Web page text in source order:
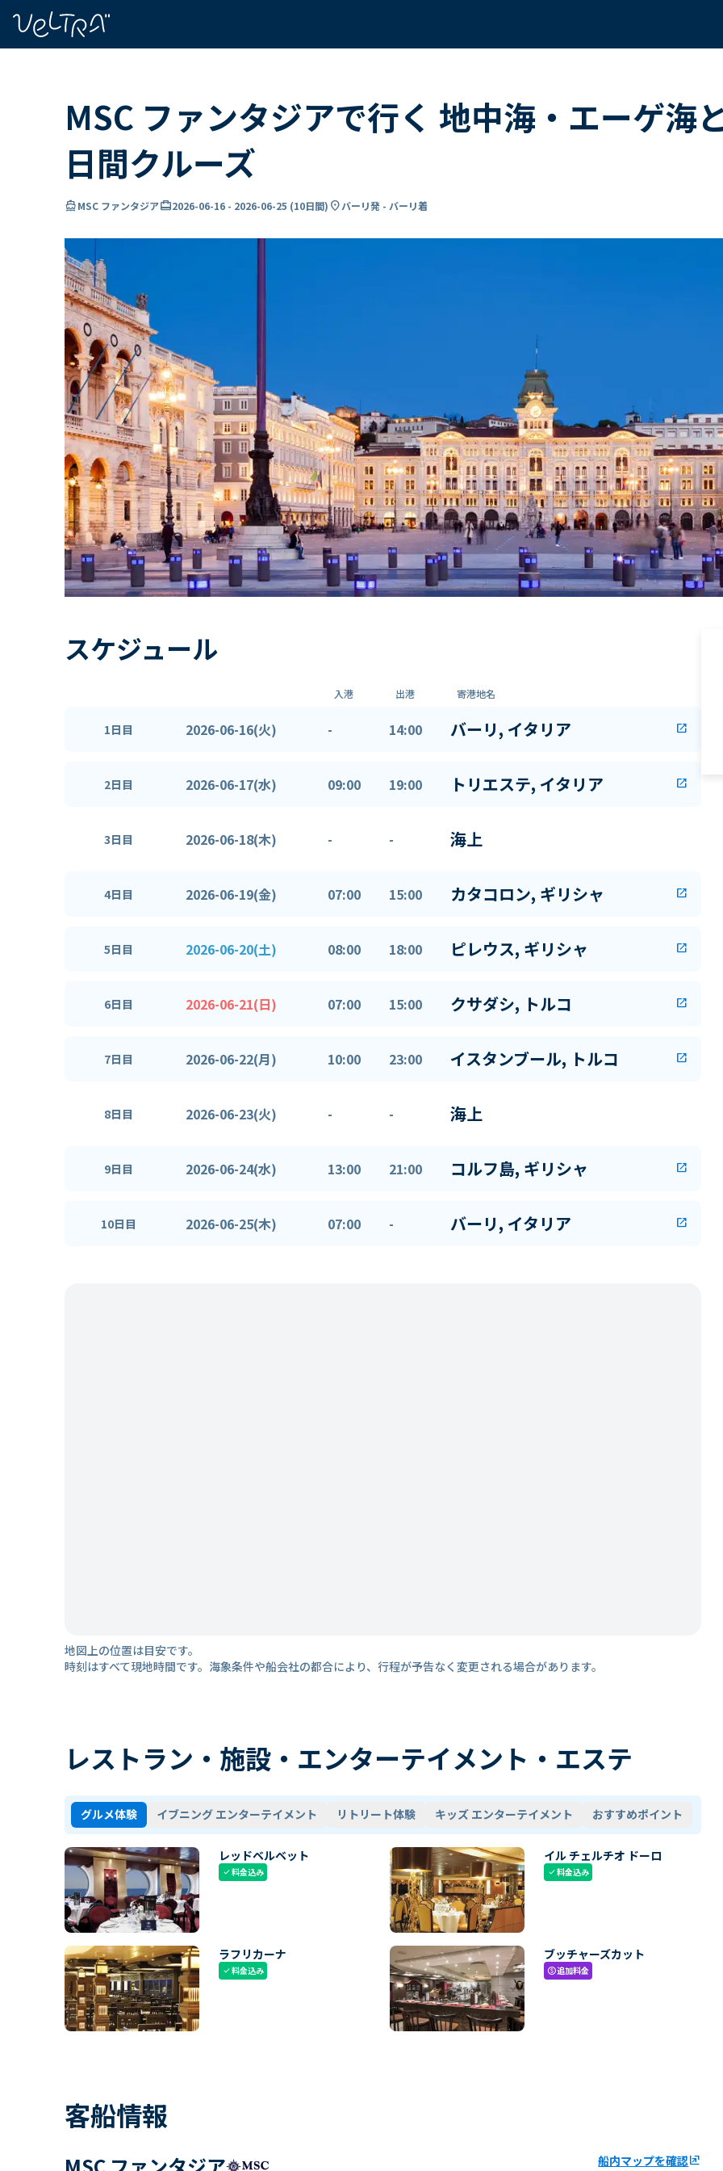
MSC ファンタジアで行く 地中海・エーゲ海
日間クルーズ
directions_boatMSC ファンタジアcard_travel2026-06-16 - 2026-06-25 (10日間) location_onバーリ発 - バーリ着
スケジュール
入港 出港 寄港地名
1日目 2026-06-16(火) - 14:00 バーリ, イタリア open_in_new
2日目 2026-06-17(水) 09:00 19:00 トリエステ, イタリア open_in_new
3日目 2026-06-18(木) - - 海上
4日目 2026-06-19(金) 07:00 15:00 カタコロン, ギリシャ open_in_new
5日目 2026-06-20(土) 08:00 18:00 ピレウス, ギリシャ open_in_new
6日目 2026-06-21(日) 07:00 15:00 クサダシ, トルコ open_in_new
7日目 2026-06-22(月) 10:00 23:00 イスタンブール, トルコ open_in_new
8日目 2026-06-23(火) - - 海上
9日目 2026-06-24(水) 13:00 21:00 コルフ島, ギリシャ open_in_new
10日目 2026-06-25(木) 07:00 - バーリ, イタリア open_in_new
地図上の位置は目安です。
時刻はすべて現地時間です。海象条件や船会社の都合により、行程が予告なく変更される場合があります。
レストラン・施設・エンターテイメント・エステ
グルメ体験 イブニング エンターテイメント リトリート体験 キッズ エンターテイメント おすすめポイント
レッドベルベット
check料金込み
イル チェルチオ ドーロ
check料金込み
ラフリカーナ
check料金込み
ブッチャーズカット
paid追加料金
客船情報
船内マップを確認ungroup